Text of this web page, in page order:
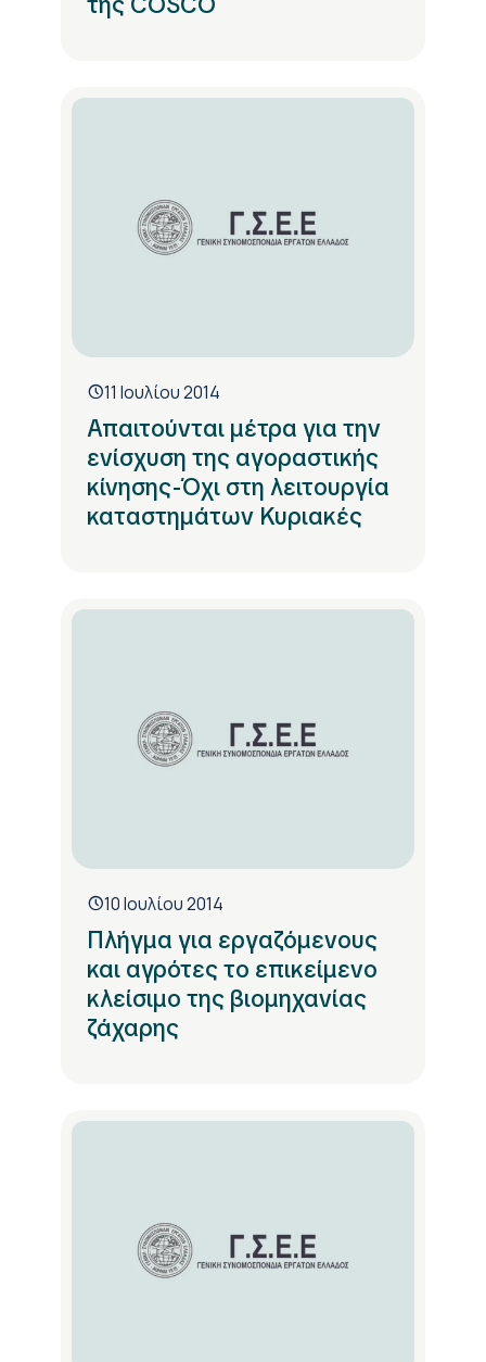
11 Ιουλίου 2014
Απαιτούνται μέτρα για την
ενίσχυση της αγοραστικής
κίνησης-Όχι στη λειτουργία
καταστημάτων Κυριακές
10 Ιουλίου 2014
Πλήγμα για εργαζόμενους
και αγρότες το επικείμενο
κλείσιμο της βιομηχανίας
ζάχαρης